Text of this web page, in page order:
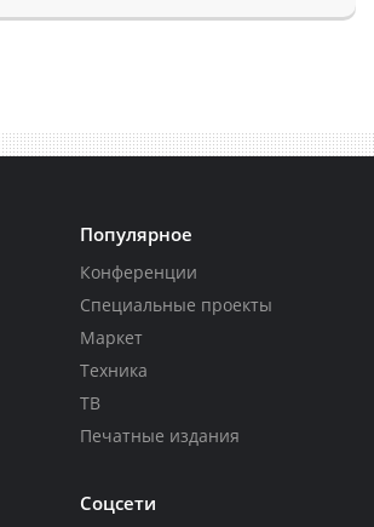
Популярное
Конференции
Специальные проекты
Маркет
Техника
ТВ
Печатные издания
Соцсети